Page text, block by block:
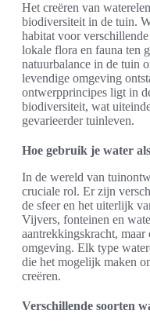
Het creëren van
biodiversiteit in de tuin.
habitat voor
lokale flora en fauna ten
natuurbalance in de tuin
levendige omgeving
ontwerpprincipes ligt in
biodiversiteit, wat
gevarieerder tuinleven.
Hoe gebruik je water
In de wereld van
cruciale rol. Er zijn
de sfeer en het uiterlijk
Vijvers, fonteinen en
aantrekkingskracht, maar
omgeving. Elk type
die het mogelijk maken
creëren.
Verschillende soorten